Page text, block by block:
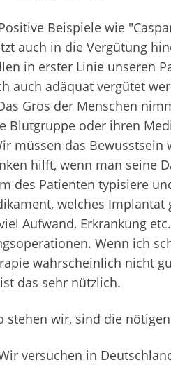
Beispiele wie
auch in die Vergütung
in erster Linie unseren
auch adäquat vergütet
Gros der Menschen
Blutgruppe oder ihren
müssen das Bewusstsein
hilft, wenn man seine
des Patienten typisiere
welches
Aufwand, Erkrankung
Wenn ich
wahrscheinlich nicht
das sehr nützlich.
stehen wir, sind die
versuchen in